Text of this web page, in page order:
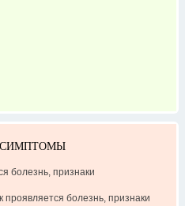
болезнь, признаки
болезнь, признаки